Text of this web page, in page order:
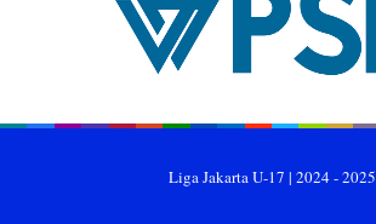
Liga Jakarta U-17 | 2024 - 2025